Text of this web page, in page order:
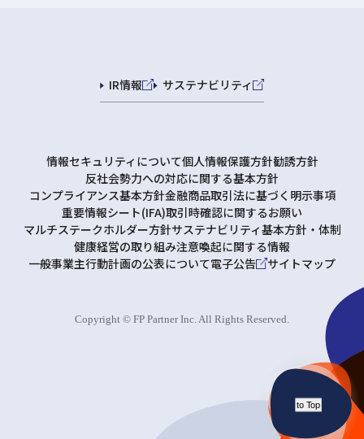
to Top
IR情報 サステナビリティ
情報セキュリティについて個人情報保護方針勧誘方針
反社会勢力への対応に関する基本方針
コンプライアンス基本方針金融商品取引法に基づく明示事項
重要情報シート(IFA)取引時確認に関するお願い
マルチステークホルダー方針サステナビリティ基本方針・体制
健康経営の取り組み注意喚起に関する情報
一般事業主行動計画の公表について電子公告 サイトマップ
Copyright © FP Partner Inc. All Rights Reserved.